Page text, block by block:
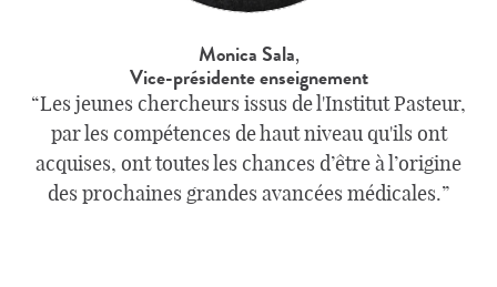
Monica Sala,
Vice-présidente enseignement
Les jeunes chercheurs issus de l'Institut Pasteur,
par les compétences de haut niveau qu'ils ont
acquises, ont toutes les chances d’être à l’origine
des prochaines grandes avancées médicales.